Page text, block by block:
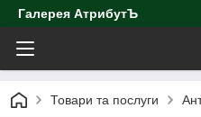
Галерея АтрибутЪ
Товари та послуги